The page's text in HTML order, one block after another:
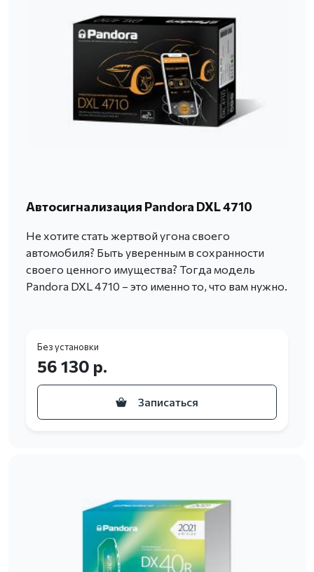
Автосигнализация Pandora DXL 4710
Не хотите стать жертвой угона своего
автомобиля? Быть уверенным в сохранности
своего ценного имущества? Тогда модель
Pandora DXL 4710 – это именно то, что вам нужно.
Без установки
56 130 р.
Записаться